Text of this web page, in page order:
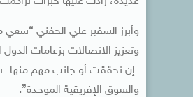
وأبرز السفير علي الحفني “سعي
وتعزيز الاتصالات بزعامات
-إن تحققت أو جانب مهم منها-
والسوق الإفريقية الموحدة”.